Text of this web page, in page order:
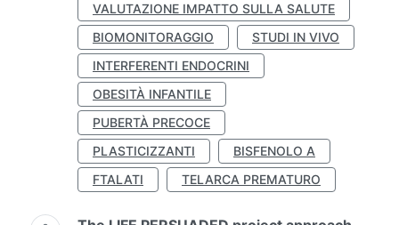
VALUTAZIONE IMPATTO SULLA SALUTE
BIOMONITORAGGIO
STUDI IN VIVO
INTERFERENTI ENDOCRINI
OBESITÀ INFANTILE
PUBERTÀ PRECOCE
PLASTICIZZANTI
BISFENOLO A
FTALATI
TELARCA PREMATURO